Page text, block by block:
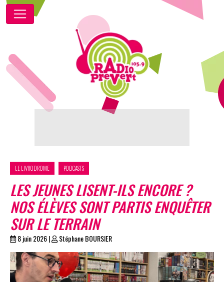
LE LIVRODROME PODCASTS
LES JEUNES LISENT-ILS ENCORE ?
NOS ÉLÈVES SONT PARTIS ENQUÊTER
SUR LE TERRAIN
8 juin 2026| Stéphane BOURSIER